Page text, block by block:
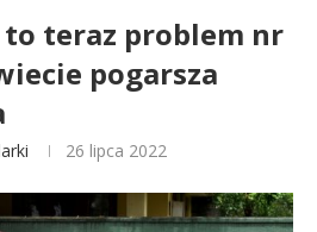
to teraz problem nr
pogarsza
26 lipca 2022